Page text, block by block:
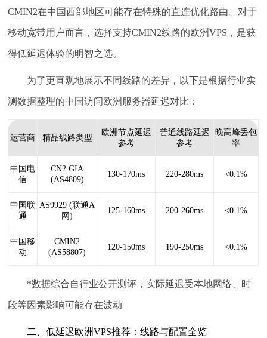
CMIN2在中国西部地区可能存在特殊的直连优化路由。对于
移动宽带用户而言，选择支持CMIN2线路的欧洲VPS，是获
得低延迟体验的明智之选。
为了更直观地展示不同线路的差异，以下是根据行业实
测数据整理的中国访问欧洲服务器延迟对比：
运营商 精品线路类型
欧洲节点延迟
参考
普通线路延迟
参考
晚高峰丢包
率
中国电
信
CN2 GIA
(AS4809)
130-170ms 220-280ms <0.1%
中国联
通
AS9929 (联通A
网)
125-160ms 200-260ms <0.1%
中国移
动
CMIN2
(AS58807)
120-150ms 190-250ms <0.1%
*数据综合自行业公开测评，实际延迟受本地网络、时
段等因素影响可能存在波动
二、低延迟欧洲VPS推荐：线路与配置全览